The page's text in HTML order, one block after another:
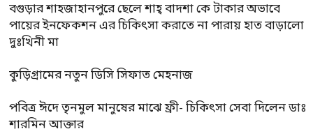
বগুড়ার শাহজাহানপুরে ছেলে শাহ্ বাদশা কে টাকার অভাবে
পায়ের ইনফেকশন এর চিকিৎসা করাতে না পারায় হাত বাড়ালো
দুঃখিনী মা
কুড়িগ্রামের নতুন ডিসি সিফাত মেহনাজ
পবিত্র ঈদে তৃনমুল মানুষের মাঝে ফ্রী- চিকিৎসা সেবা দিলেন ডাঃ
শারমিন আক্তার